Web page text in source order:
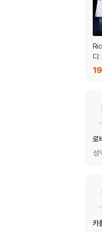
디
카
19
로
성
카